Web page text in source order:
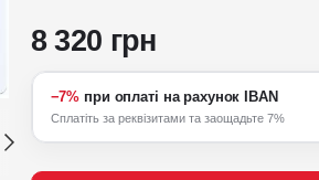
8 320 грн
−7% при оплаті на рахунок IBAN
Сплатіть за реквізитами та заощадьте 7%